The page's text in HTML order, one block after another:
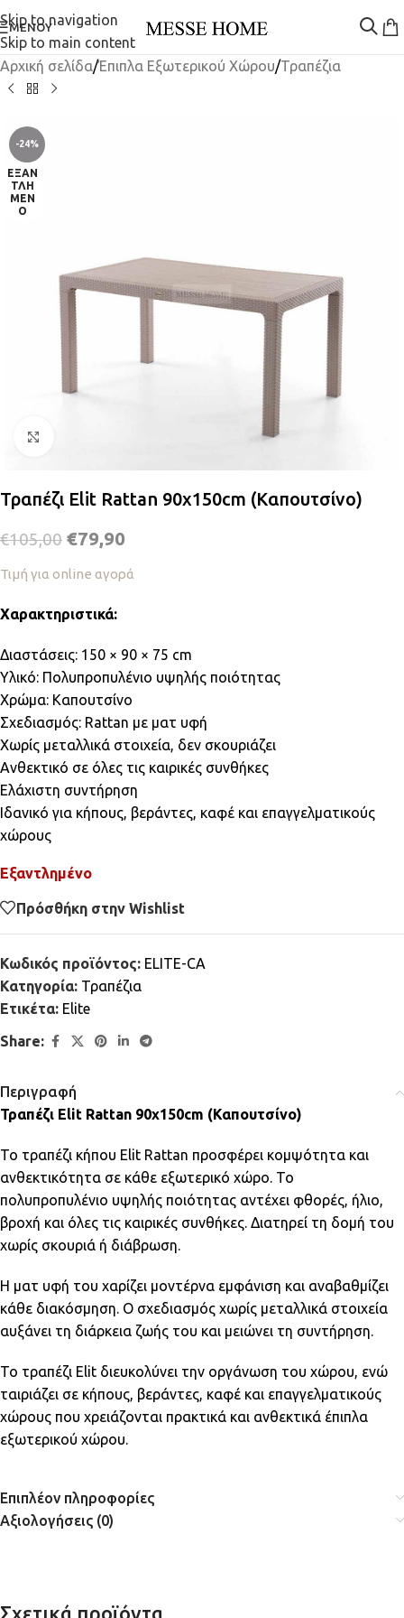
Skip to navigation
Skip to main content
ΜΕΝΟΎ
Αρχική σελίδα/Έπιπλα Εξωτερικού Χώρου/Τραπέζια
-24%
ΕΞΑΝ
ΤΛΗ
ΜΈΝ
Ο
Τραπέζι Elit Rattan 90x150cm (Καπουτσίνο)
€105,00 €79,90
Τιμή για online αγορά
Χαρακτηριστικά:
Διαστάσεις: 150 × 90 × 75 cm
Υλικό: Πολυπροπυλένιο υψηλής ποιότητας
Χρώμα: Καπουτσίνο
Σχεδιασμός: Rattan με ματ υφή
Χωρίς μεταλλικά στοιχεία, δεν σκουριάζει
Ανθεκτικό σε όλες τις καιρικές συνθήκες
Ελάχιστη συντήρηση
Ιδανικό για κήπους, βεράντες, καφέ και επαγγελματικούς
χώρους
Εξαντλημένο
Πρόσθήκη στην Wishlist
Κωδικός προϊόντος: ELITE-CA
Κατηγορία: Τραπέζια
Ετικέτα: Elite
Share:
Περιγραφή
Τραπέζι Elit Rattan 90x150cm (Καπουτσίνο)
Το τραπέζι κήπου Elit Rattan προσφέρει κομψότητα και
ανθεκτικότητα σε κάθε εξωτερικό χώρο. Το
πολυπροπυλένιο υψηλής ποιότητας αντέχει φθορές, ήλιο,
βροχή και όλες τις καιρικές συνθήκες. Διατηρεί τη δομή του
χωρίς σκουριά ή διάβρωση.
Η ματ υφή του χαρίζει μοντέρνα εμφάνιση και αναβαθμίζει
κάθε διακόσμηση. Ο σχεδιασμός χωρίς μεταλλικά στοιχεία
αυξάνει τη διάρκεια ζωής του και μειώνει τη συντήρηση.
Το τραπέζι Elit διευκολύνει την οργάνωση του χώρου, ενώ
ταιριάζει σε κήπους, βεράντες, καφέ και επαγγελματικούς
χώρους που χρειάζονται πρακτικά και ανθεκτικά έπιπλα
εξωτερικού χώρου.
Επιπλέον πληροφορίες
Αξιολογήσεις (0)
Σχετικά προϊόντα